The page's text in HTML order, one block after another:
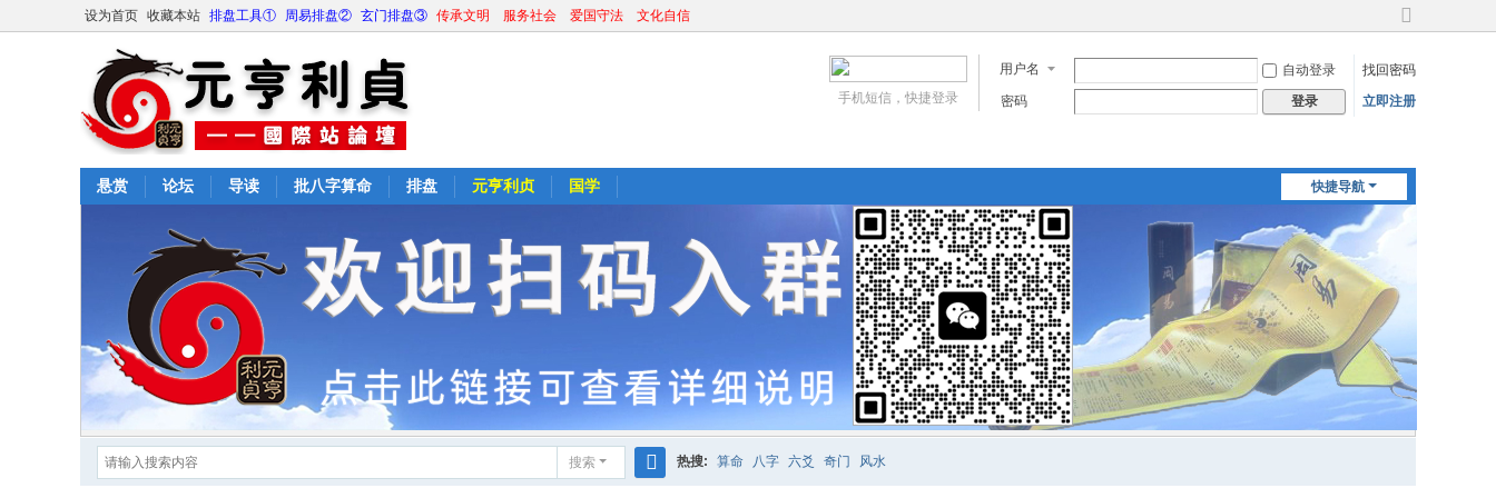
设为首页 收藏本站 排盘工具① 周易排盘② 玄门排盘③ 传承文明 服务社会 爱国守法 文化自信
切
到
宽
用户名 自动登录
找回密码
密码
登录 立即注册
手机短信，快捷登录
快捷导航
悬赏 论坛 导读 批八字算命 排盘 元亨利贞 国学
搜索 热搜: 算命 八字 六爻 奇门 风水